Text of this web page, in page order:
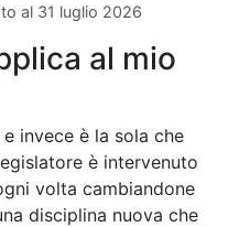
al 31 luglio 2026
al mio
invece è la sola che
è intervenuto
volta cambiandone
disciplina nuova che